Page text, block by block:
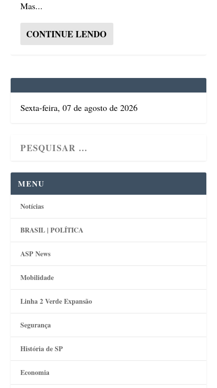
Mas...
CONTINUE LENDO
Sexta-feira, 07 de agosto de 2026
MENU
Notícias
BRASIL | POLÍTICA
ASP News
Mobilidade
Linha 2 Verde Expansão
Segurança
História de SP
Economia